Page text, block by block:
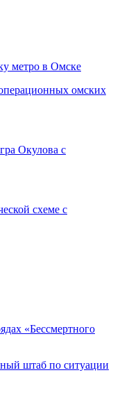
метро в Омске
омских
Окулова с
схеме с
«Бессмертного
штаб по ситуации